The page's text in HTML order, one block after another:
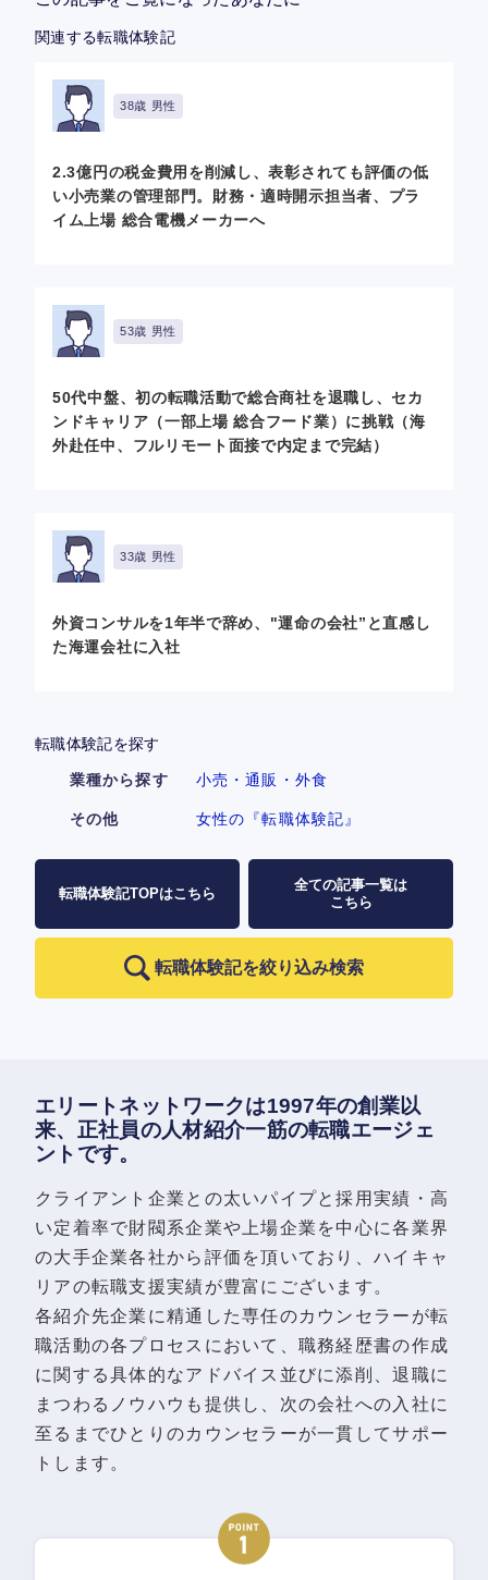
関連する転職体験記
38歳 男性
2.3億円の税金費用を削減し、表彰されても評価の低
い小売業の管理部門。財務・適時開示担当者、プラ
イム上場 総合電機メーカーへ
53歳 男性
50代中盤、初の転職活動で総合商社を退職し、セカ
ンドキャリア（一部上場 総合フード業）に挑戦（海
外赴任中、フルリモート面接で内定まで完結）
33歳 男性
外資コンサルを1年半で辞め、"運命の会社”と直感し
た海運会社に入社
転職体験記を探す
業種から探す 小売・通販・外食
その他 女性の『転職体験記』
転職体験記TOPはこちら
転職体験記を絞り込み検索
全ての記事一覧は
こちら
エリートネットワークは1997年の創業以
来、正社員の人材紹介一筋の転職エージェ
ントです。
クライアント企業との太いパイプと採用実績・高
い定着率で財閥系企業や上場企業を中心に各業界
の大手企業各社から評価を頂いており、ハイキャ
リアの転職支援実績が豊富にございます。
各紹介先企業に精通した専任のカウンセラーが転
職活動の各プロセスにおいて、職務経歴書の作成
に関する具体的なアドバイス並びに添削、退職に
まつわるノウハウも提供し、次の会社への入社に
至るまでひとりのカウンセラーが一貫してサポー
トします。